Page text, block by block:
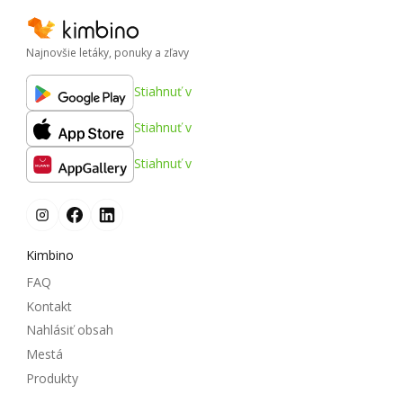
Najnovšie letáky, ponuky a zľavy
Stiahnuť v
Stiahnuť v
Stiahnuť v
Kimbino
FAQ
Kontakt
Nahlásiť obsah
Mestá
Produkty